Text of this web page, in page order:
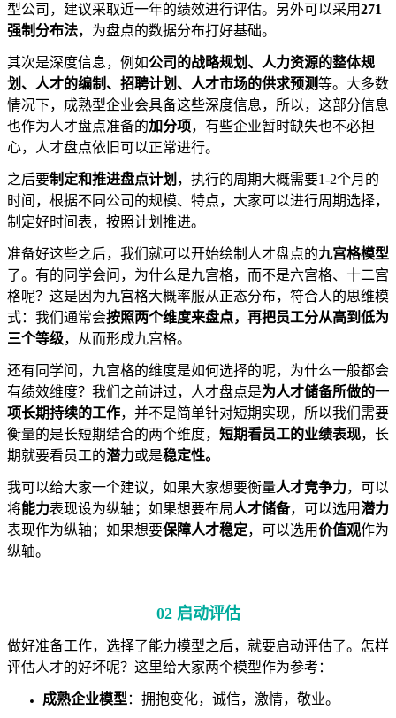
型公司，建议采取近一年的绩效进行评估。另外可以采用271
强制分布法，为盘点的数据分布打好基础。
其次是深度信息，例如公司的战略规划、人力资源的整体规
划、人才的编制、招聘计划、人才市场的供求预测等。大多数
情况下，成熟型企业会具备这些深度信息，所以，这部分信息
也作为人才盘点准备的加分项，有些企业暂时缺失也不必担
心，人才盘点依旧可以正常进行。
之后要制定和推进盘点计划 ，执行的周期大概需要1-2个月的
时间，根据不同公司的规模、特点，大家可以进行周期选择，
制定好时间表，按照计划推进。
准备好这些之后，我们就可以开始绘制人才盘点的九宫格模型
了。有的同学会问，为什么是九宫格，而不是六宫格、十二宫
格呢？这是因为九宫格大概率服从正态分布，符合人的思维模
式：我们通常会按照两个维度来盘点，再把员工分从高到低为
三个等级，从而形成九宫格。
还有同学问，九宫格的维度是如何选择的呢，为什么一般都会
有绩效维度？我们之前讲过，人才盘点是为人才储备所做的一
项长期持续的工作，并不是简单针对短期实现，所以我们需要
衡量的是长短期结合的两个维度， 短期看员工的业绩表现，长
期就要看员工的潜力或是稳定性。
我可以给大家一个建议，如果大家想要衡量人才竞争力，可以
将能力表现设为纵轴；如果想要布局人才储备，可以选用潜力
表现作为纵轴；如果想要保障人才稳定，可以选用价值观作为
纵轴。
02 启动评估
做好准备工作，选择了能力模型之后，就要启动评估了。怎样
评估人才的好坏呢？这里给大家两个模型作为参考：
成熟企业模型 ：拥抱变化，诚信，激情，敬业。